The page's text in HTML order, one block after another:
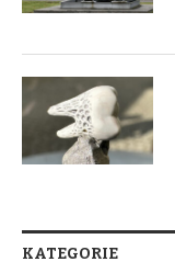
KATEGORIE